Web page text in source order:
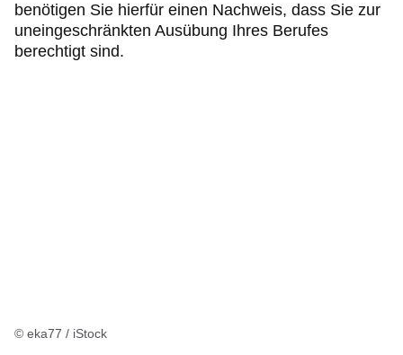
benötigen Sie hierfür einen Nachweis, dass Sie zur
uneingeschränkten Ausübung Ihres Berufes
berechtigt sind.
© eka77 / iStock